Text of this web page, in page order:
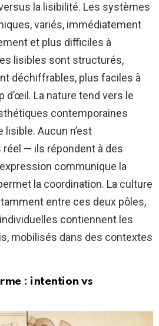
la lisibilité. Les systèmes
variés, immédiatement
et plus difficiles à
lisibles sont structurés,
déchiffrables, plus faciles à
d’œil. La nature tend vers le
contemporaines
Aucun n’est
— ils répondent à des
communique la
la coordination. La culture
entre ces deux pôles,
contiennent les
mobilisés dans des contextes
: intention vs